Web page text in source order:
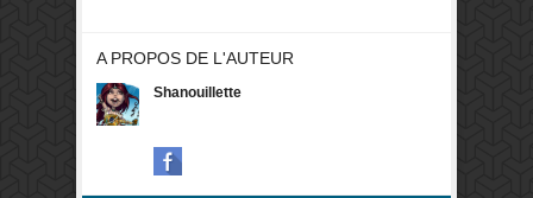
A PROPOS DE L'AUTEUR
Shanouillette